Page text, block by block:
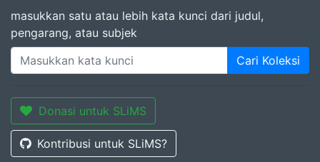
masukkan satu atau lebih kata kunci dari judul,
pengarang, atau subjek
Cari Koleksi
Donasi untuk SLiMS
Kontribusi untuk SLiMS?